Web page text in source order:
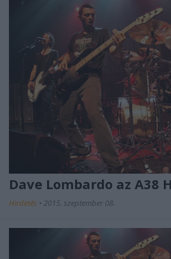
Dave Lombardo az A38
Hirdetés • 2015. szeptember 08.